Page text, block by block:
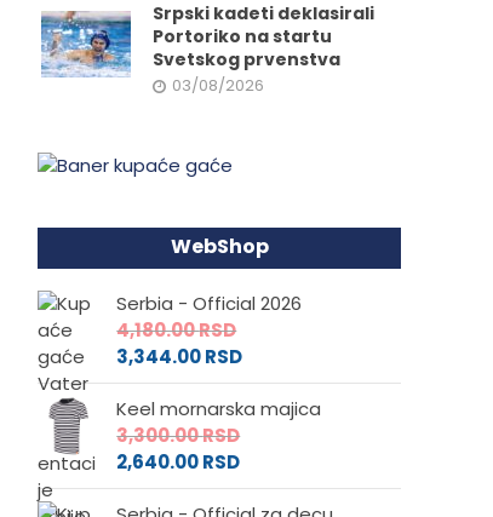
Srpski kadeti deklasirali
Portoriko na startu
Svetskog prvenstva
03/08/2026
WebShop
Serbia - Official 2026
4,180.00RSD
3,344.00RSD
Keel mornarska majica
3,300.00RSD
2,640.00RSD